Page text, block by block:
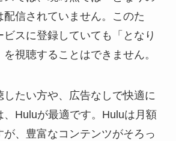
信されていません。このた
スに登録していても「となり
視聴することはできません。
たい方や、広告なしで快適に
、Huluが最適です。Huluは月額
、豊富なコンテンツがそろっ